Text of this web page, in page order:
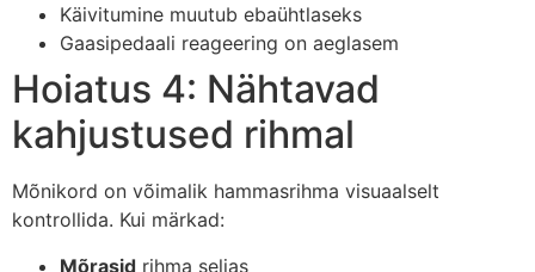
Käivitumine muutub ebaühtlaseks
Gaasipedaali reageering on aeglasem
Hoiatus 4: Nähtavad
kahjustused rihmal
Mõnikord on võimalik hammasrihma visuaalselt
kontrollida. Kui märkad:
Mõrasid rihma seljas